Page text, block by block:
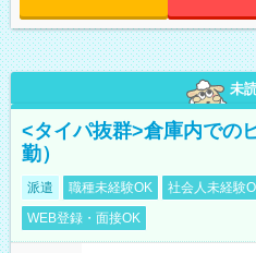
未
<タイパ抜群>倉庫内での
勤）
派遣 職種未経験OK 社会人未経験
WEB登録・面接OK